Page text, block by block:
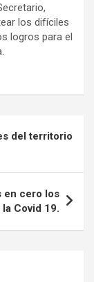
los difíciles
logros para el
del territorio
en cero los
Covid 19.